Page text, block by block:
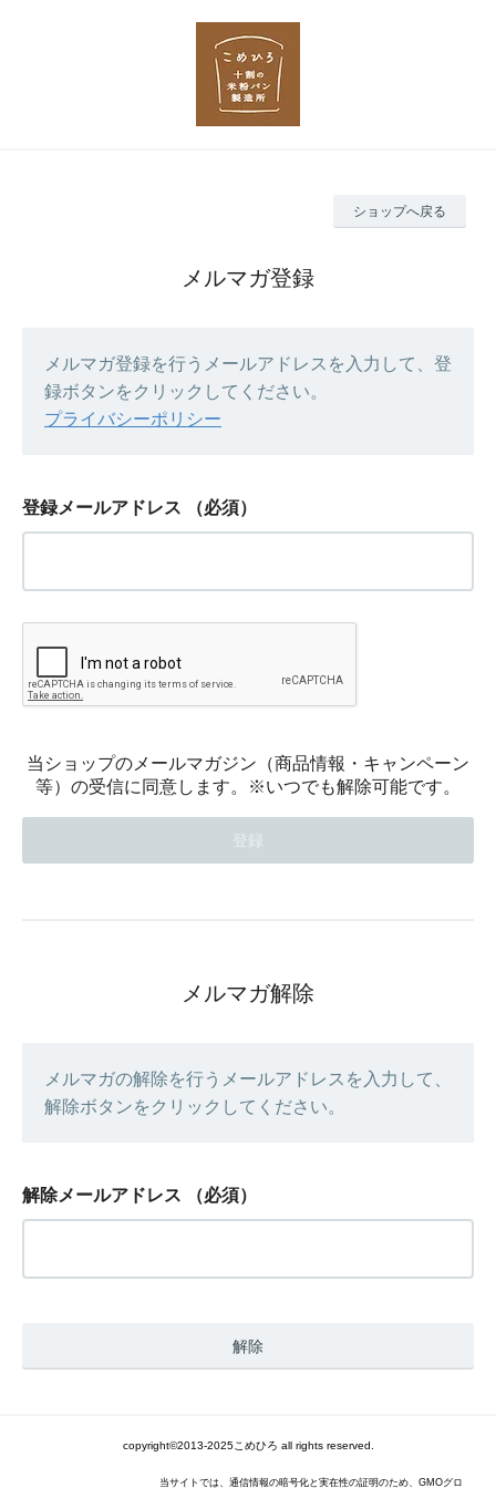
ショップへ戻る
メルマガ登録
メルマガ登録を行うメールアドレスを入力して、登
録ボタンをクリックしてください。
プライバシーポリシー
登録メールアドレス （必須）
当ショップのメールマガジン（商品情報・キャンペーン
等）の受信に同意します。※いつでも解除可能です。
メルマガ解除
メルマガの解除を行うメールアドレスを入力して、
解除ボタンをクリックしてください。
解除メールアドレス （必須）
copyright©2013-2025こめひろ all rights reserved.
当サイトでは、通信情報の暗号化と実在性の証明のため、GMOグロ